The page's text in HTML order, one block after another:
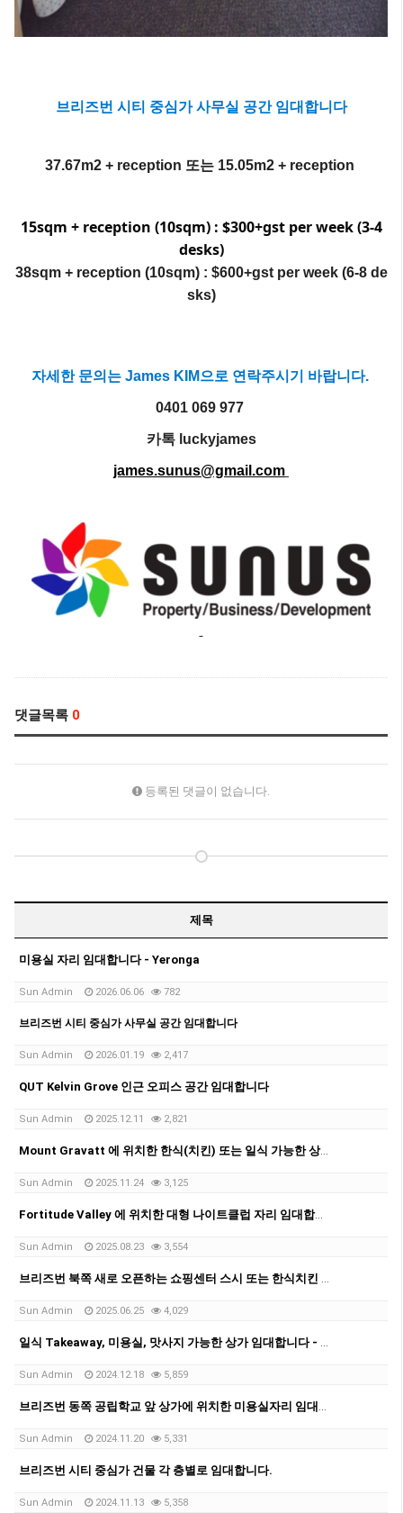
브리즈번 시티 중심가 사무실 공간 임대합니다
37.67m2 + reception 또는 15.05m2 + reception
15sqm + reception (10sqm) : $300+gst per week (3-4
desks)
38sqm + reception (10sqm) : $600+gst per week (6-8 de
sks)
자세한 문의는 James KIM으로 연락주시기 바랍니다.
0401 069 977
카톡 luckyjames
james.sunus@gmail.com
댓글목록 0
등록된 댓글이 없습니다.
제목
미용실 자리 임대합니다 - Yeronga
Sun Admin 2026.06.06 782
브리즈번 시티 중심가 사무실 공간 임대합니다
Sun Admin 2026.01.19 2,417
QUT Kelvin Grove 인근 오피스 공간 임대합니다
Sun Admin 2025.12.11 2,821
Mount Gravatt 에 위치한 한식(치킨) 또는 일식 가능한 상가 임대합니다
Sun Admin 2025.11.24 3,125
Fortitude Valley 에 위치한 대형 나이트클럽 자리 임대합니다
Sun Admin 2025.08.23 3,554
브리즈번 북쪽 새로 오픈하는 쇼핑센터 스시 또는 한식치킨 Takeaway 가능한 자리 임대합니다
Sun Admin 2025.06.25 4,029
일식 Takeaway, 미용실, 맛사지 가능한 상가 임대합니다 - Milton
Sun Admin 2024.12.18 5,859
브리즈번 동쪽 공립학교 앞 상가에 위치한 미용실자리 임대합니다.
Sun Admin 2024.11.20 5,331
브리즈번 시티 중심가 건물 각 층별로 임대합니다.
Sun Admin 2024.11.13 5,358